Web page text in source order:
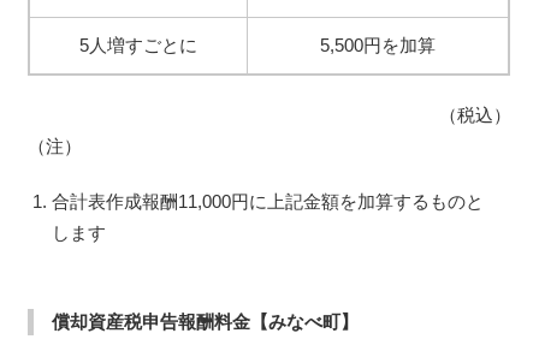
5人増すごとに 5,500円を加算
（税込）
（注）
合計表作成報酬11,000円に上記金額を加算するものと
します
償却資産税申告報酬料金【みなべ町】